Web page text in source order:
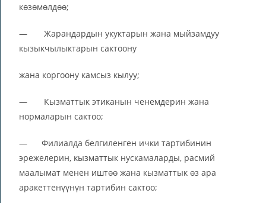
көзөмөлдөө;
— Жарандардын укуктарын жана мыйзамдуу
кызыкчылыктарын сактоону
жана коргоону камсыз кылуу;
— Кызматтык этиканын ченемдерин жана
нормаларын сактоо;
— Филиалда белгиленген ички тартибинин
эрежелерин, кызматтык нускамаларды, расмий
маалымат менен иштөө жана кызматтык өз ара
аракеттенүүнүн тартибин сактоо;